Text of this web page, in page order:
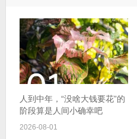
人到中年，“没啥大钱要花”的
阶段算是人间小确幸吧
2026-08-01